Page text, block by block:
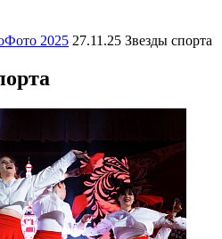
Фото 2025 27.11.25 Звезды спорта